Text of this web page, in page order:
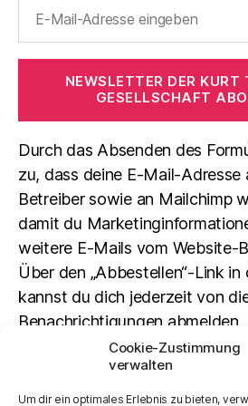
Cookie-Zustimmung
verwalten
Um dir ein optimales Erlebnis zu bieten,
NEWSLETTER DER KURT
GESELLSCHAFT
Durch das Absenden des
zu, dass deine E-Mail-Adresse
Betreiber sowie an Mailchimp
damit du
weitere E-Mails vom Website-
Über den „Abbestellen“-Link in
kannst du dich jederzeit von
Benachrichtigungen abmelden.